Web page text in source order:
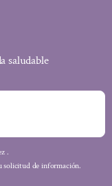
saludable
.
solicitud de información.